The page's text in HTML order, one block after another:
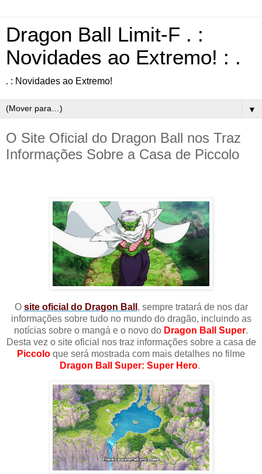
Dragon Ball Limit-F . :
Novidades ao Extremo! : .
. : Novidades ao Extremo!
▼
O Site Oficial do Dragon Ball nos Traz
Informações Sobre a Casa de Piccolo
O site oficial do Dragon Ball , sempre tratará de nos dar
informações sobre tudo no mundo do dragão, incluindo as
notícias sobre o mangá e o novo do Dragon Ball Super.
Desta vez o site oficial nos traz informações sobre a casa de
Piccolo que será mostrada com mais detalhes no filme
Dragon Ball Super: Super Hero.